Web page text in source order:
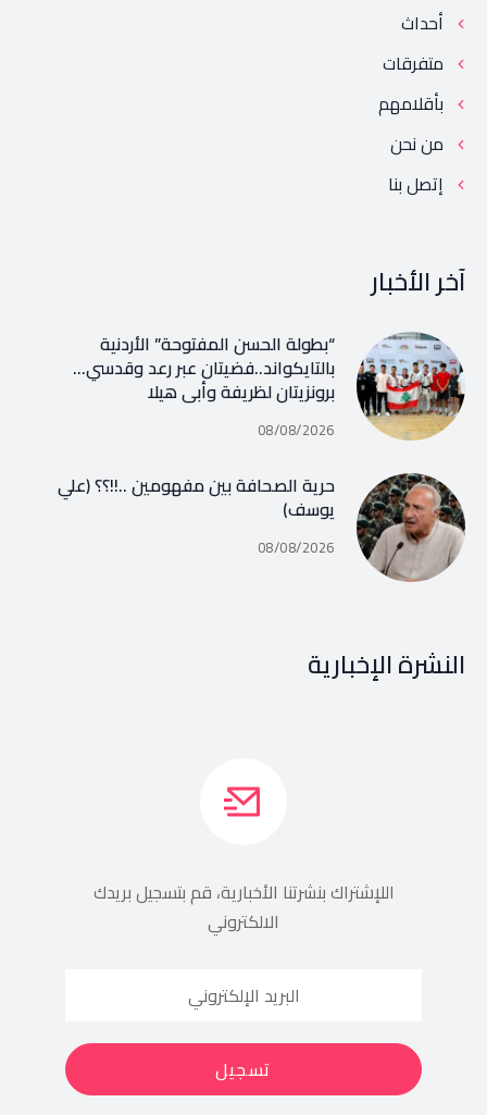
أحداث
متفرقات
بأقلامهم
من نحن
إتصل بنا
آخر الأخبار
“بطولة الحسن المفتوحة” الأردنية
بالتايكواند..فضيتان عبر رعد وقدسي…
برونزيتان لظريفة وأبي هيلا
08/08/2026
حرية الصحافة بين مفهومين ..!!؟؟ (علي
يوسف)
08/08/2026
النشرة الإخبارية
اللإشتراك بنشرتنا الأخبارية، قم بتسجيل بريدك
الالكتروني